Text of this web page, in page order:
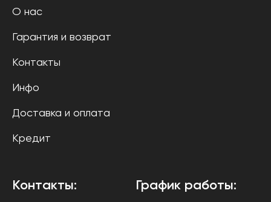
О нас
Гарантия и возврат
Контакты
Инфо
Доставка и оплата
Кредит
Контакты: График работы: